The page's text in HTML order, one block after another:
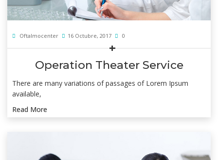
Oftalmocenter 16 Octubre, 2017 0
Operation Theater Service
There are many variations of passages of Lorem Ipsum
available,
Read More